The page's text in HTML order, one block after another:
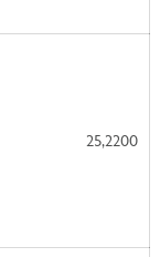
25,2200